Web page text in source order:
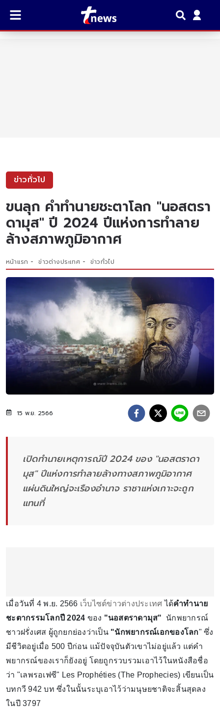
ข่าวทั่วไป
ขนลุก คำทำนายชะตาโลก "นอสตรา
ดามุส" ปี 2024 ปีแห่งการทำลาย
ล้างสภาพภูมิอากาศ
หน้าแรก ข่าวต่างประเทศ ข่าวทั่วไป
15 พ.ย. 2566
เปิดทำนายเหตุการณ์ปี 2024 ของ "นอสตราดา
มุส" ปีแห่งการทำลายล้างทางสภาพภูมิอากาศ
แผ่นดินใหญ่จะเรืองอำนาจ ราชาแห่งเกาะจะถูก
แทนที่
เมื่อวันที่ 4 พ.ย. 2566 เว็บไซต์ข่าวต่างประเทศ ได้คำทำนาย
ชะตากรรมโลกปี 2024 ของ "นอสตราดามุส" นักพยากรณ์
ชาวฝรั่งเศส ผู้ถูกยกย่องว่าเป็น "นักพยากรณ์เอกของโลก" ซึ่ง
มีชีวิตอยู่เมื่อ 500 ปีก่อน แม้ปัจจุบันตัวเขาไม่อยู่แล้ว แต่คำ
พยากรณ์ของเราก็ยังอยู่ โดยถูกรวบรวมเอาไว้ในหนังสือชื่อ
ว่า "เลพรอเฟซี" Les Prophéties (The Prophecies) เขียนเป็น
บทกวี 942 บท ซึ่งในนั้นระบุเอาไว้ว่ามนุษยชาติจะสิ้นสุดลง
ในปี 3797